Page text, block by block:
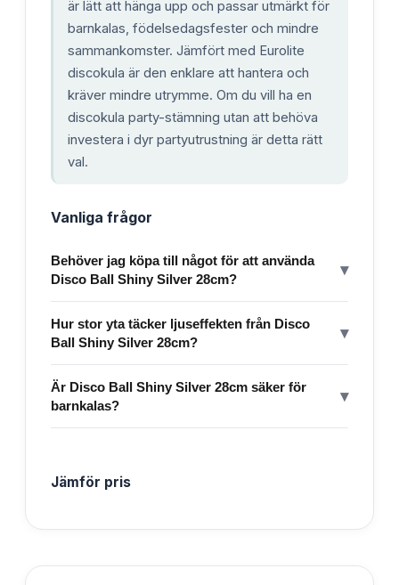
är lätt att hänga upp och passar utmärkt för
barnkalas, födelsedagsfester och mindre
sammankomster. Jämfört med Eurolite
discokula är den enklare att hantera och
kräver mindre utrymme. Om du vill ha en
discokula party-stämning utan att behöva
investera i dyr partyutrustning är detta rätt
val.
Vanliga frågor
Behöver jag köpa till något för att använda
Disco Ball Shiny Silver 28cm?
▾
Hur stor yta täcker ljuseffekten från Disco
Ball Shiny Silver 28cm?
▾
Är Disco Ball Shiny Silver 28cm säker för
barnkalas?
▾
Jämför pris